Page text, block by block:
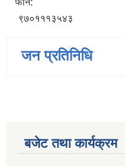
फोन:
९७०१११३५४३
जन प्रतिनिधि
बजेट तथा कार्यक्रम